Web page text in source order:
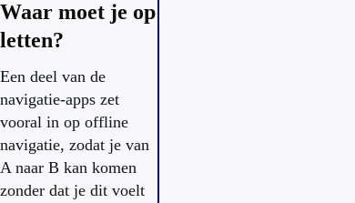
Waar moet je op
letten?
Een deel van de
navigatie-apps zet
vooral in op offline
navigatie, zodat je van
A naar B kan komen
zonder dat je dit voelt